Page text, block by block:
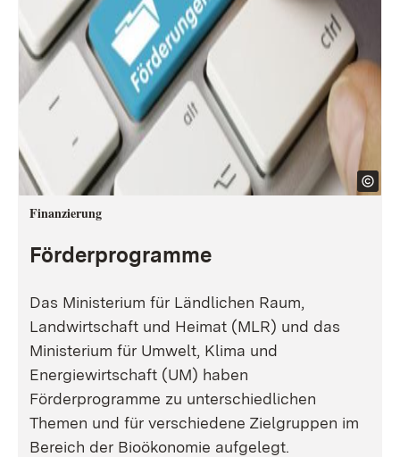
Finanzierung
Förderprogramme
Das Ministerium für Ländlichen Raum,
Landwirtschaft und Heimat (MLR) und das
Ministerium für Umwelt, Klima und
Energiewirtschaft (UM) haben
Förderprogramme zu unterschiedlichen
Themen und für verschiedene Zielgruppen im
Bereich der Bioökonomie aufgelegt.